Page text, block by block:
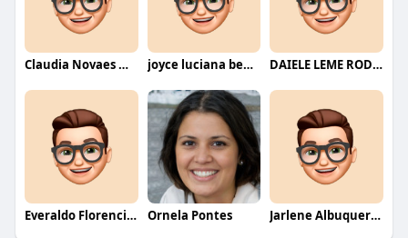
Claudia Novaes Novaes joyce luciana bentini jesus DAIELE LEME RODRIGUES
Everaldo Florencio De Melo Ornela Pontes Jarlene Albuquerque